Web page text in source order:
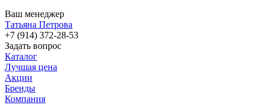
Ваш менеджер
Татьяна Петрова
+7 (914) 372-28-53
Задать вопрос
Каталог
Лучшая цена
Акции
Бренды
Компания